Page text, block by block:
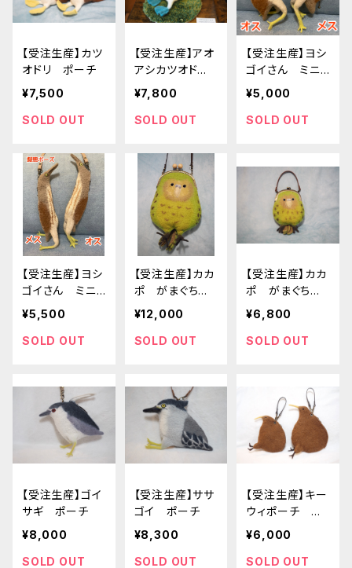
【受注生産】カツ
オドリ ポーチ
¥7,500
SOLD OUT
【受注生産】アオ
アシカツオド
リ ポーチ
¥7,800
SOLD OUT
【受注生産】ヨシ
ゴイさん ミニ
ポーチ 通常
¥5,000
SOLD OUT
【受注生産】ヨシ
ゴイさん ミニ
ポーチ 擬態
¥5,500
SOLD OUT
【受注生産】カカ
ポ がまぐちショ
ルダーバッグ
¥12,000
SOLD OUT
【受注生産】カカ
ポ がまぐちポ
ーチ
¥6,800
SOLD OUT
【受注生産】ゴイ
サギ ポーチ
¥8,000
SOLD OUT
【受注生産】ササ
ゴイ ポーチ
¥8,300
SOLD OUT
【受注生産】キー
ウィポーチ 大
サイズ
¥6,000
SOLD OUT